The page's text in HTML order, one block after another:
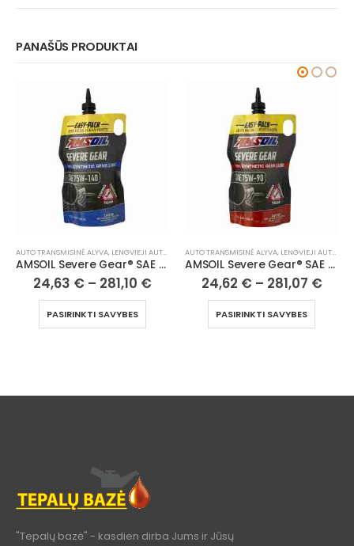
PANAŠŪS PRODUKTAI
AUTO TRANSMISINĖ ALYVA, LENGVIEJI AUTOMOBILIAI
AMSOIL Severe Gear® SAE 75W140 Synthetic Gear Lube
24,63 € – 281,10 €
PASIRINKTI SAVYBES
AUTO TRANSMISINĖ ALYVA, LENGVIEJI AUTOMOBILIAI
AMSOIL Severe Gear® SAE 75W90 Synthetic Gear Lube
24,62 € – 281,07 €
PASIRINKTI SAVYBES
"Tepalų bazė" - kasdien dirba Jums ir Jūsų